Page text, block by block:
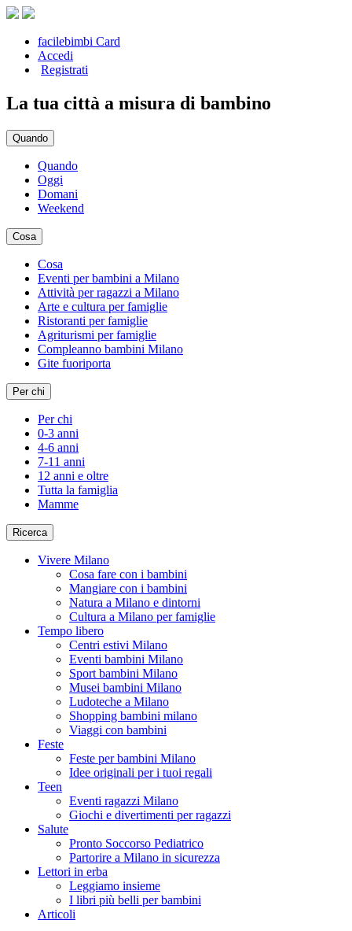
facilebimbi Card
Accedi
Registrati
La tua città a misura di bambino
Quando
Quando
Oggi
Domani
Weekend
Cosa
Cosa
Eventi per bambini a Milano
Attività per ragazzi a Milano
Arte e cultura per famiglie
Ristoranti per famiglie
Agriturismi per famiglie
Compleanno bambini Milano
Gite fuoriporta
Per chi
Per chi
0-3 anni
4-6 anni
7-11 anni
12 anni e oltre
Tutta la famiglia
Mamme
Ricerca
Vivere Milano
Cosa fare con i bambini
Mangiare con i bambini
Natura a Milano e dintorni
Cultura a Milano per famiglie
Tempo libero
Centri estivi Milano
Eventi bambini Milano
Sport bambini Milano
Musei bambini Milano
Ludoteche a Milano
Shopping bambini milano
Viaggi con bambini
Feste
Feste per bambini Milano
Idee originali per i tuoi regali
Teen
Eventi ragazzi Milano
Giochi e divertimenti per ragazzi
Salute
Pronto Soccorso Pediatrico
Partorire a Milano in sicurezza
Lettori in erba
Leggiamo insieme
I libri più belli per bambini
Articoli